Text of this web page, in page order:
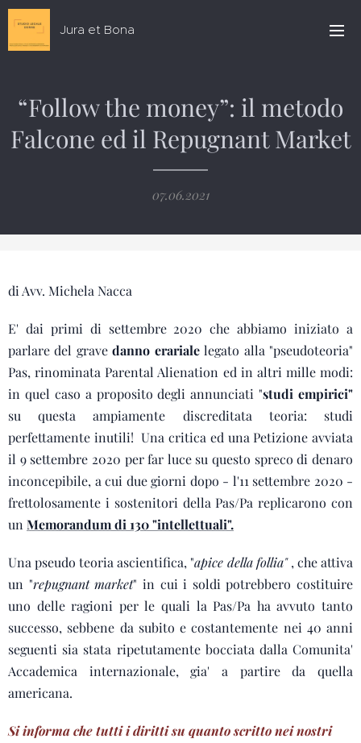
Jura et Bona
“Follow the money”: il metodo
Falcone ed il Repugnant Market
07.06.2021
di Avv. Michela Nacca
E' dai primi di settembre 2020 che abbiamo iniziato a
parlare del gravedanno erarialelegato alla "pseudoteoria"
Pas, rinominata Parental Alienation ed in altri mille modi:
in quel caso a proposito degli annunciati "studi empirici"
su questa ampiamente discreditata teoria: studi
perfettamente inutili! Una critica ed una Petizione avviata
il 9 settembre 2020 per far luce su questo spreco di denaro
inconcepibile, a cui due giorni dopo - l'11 settembre 2020 -
frettolosamente i sostenitori della Pas/Pa replicarono con
un Memorandum di 130 "intellettuali".
Una pseudo teoria ascientifica, "apice della follia", che attiva
un "repugnant market" in cui i soldi potrebbero costituire
uno delle ragioni per le quali la Pas/Pa ha avvuto tanto
successo, sebbene da subito e costantemente nei 40 anni
seguenti sia stata ripetutamente bocciata dalla Comunita'
Accademica internazionale, gia' a partire da quella
americana.
Si informa che tutti i diritti su quanto scritto nei nostri